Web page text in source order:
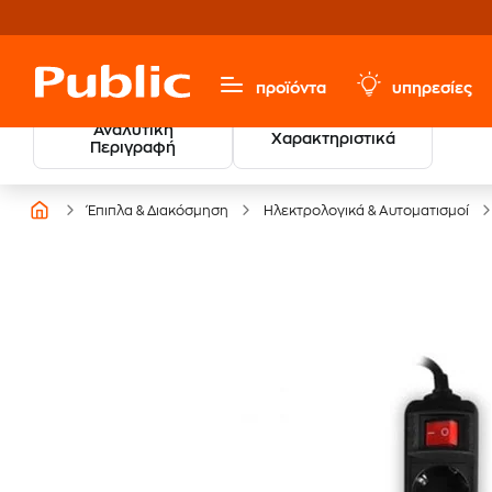
προϊόντα υπηρεσίες
Αναλυτική
Περιγραφή
Χαρακτηριστικά
Έπιπλα & Διακόσμηση Ηλεκτρολογικά & Αυτοματισμοί